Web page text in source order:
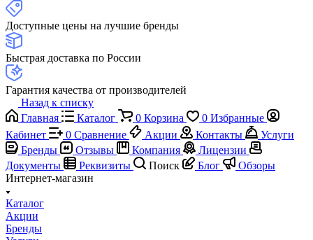
Доступные цены на лучшие бренды
Быстрая доставка по России
Гарантия качества от производителей
Назад к списку
Главная
Каталог 0 Корзина 0 Избранные
Кабинет
0 Сравнение Акции Контакты
Услуги
Бренды
Отзывы Компания
Лицензии
Документы
Реквизиты Поиск Блог
Обзоры
Интернет-магазин
Каталог
Акции
Бренды